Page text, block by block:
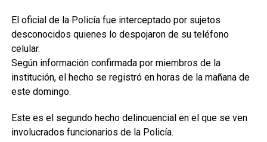
El oficial de la Policía fue interceptado por sujetos
desconocidos quienes lo despojaron de su teléfono
celular.
Según información confirmada por miembros de la
institución, el hecho se registró en horas de la mañana de
este domingo.
Este es el segundo hecho delincuencial en el que se ven
involucrados funcionarios de la Policía.